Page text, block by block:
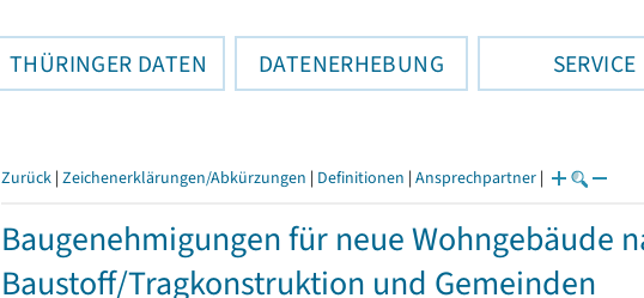
THÜRINGER DATEN DATENERHEBUNG SERVICE
Zurück | Zeichenerklärungen/Abkürzungen | Definitionen | Ansprechpartner |
Baugenehmigungen für neue Wohngebäude
Baustoff/Tragkonstruktion und Gemeinden